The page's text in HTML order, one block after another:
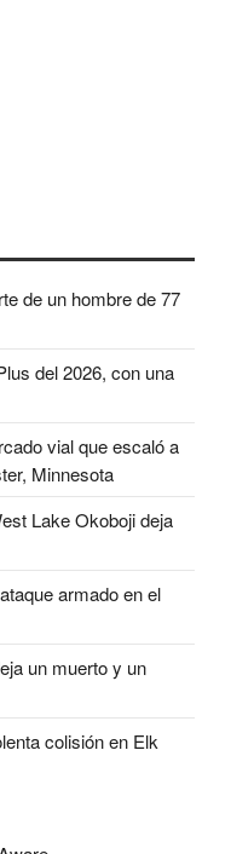
de un hombre de 77
del 2026, con una
vial que escaló a
Minnesota
Lake Okoboji deja
armado en el
un muerto y un
colisión en Elk